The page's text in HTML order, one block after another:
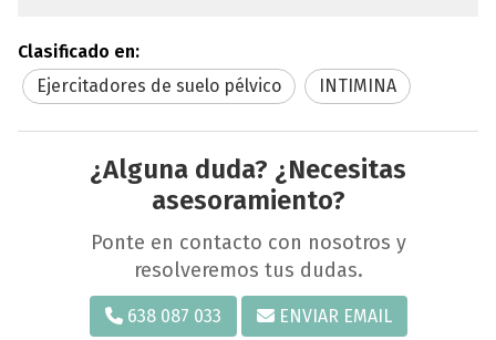
Clasificado en:
Ejercitadores de suelo pélvico
INTIMINA
¿Alguna duda? ¿Necesitas
asesoramiento?
Ponte en contacto con nosotros y
resolveremos tus dudas.
638 087 033 ENVIAR EMAIL